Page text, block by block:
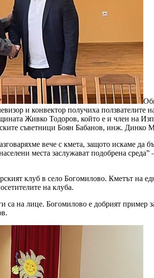
и конвектор получиха
Живко Тодоров, който е и член на
съветници Боян Бабанов, инж. Динко
вече с кмета, защото искаме
места заслужават подобрена
клуб в село Богомилово. Кметът на
на клуба.
са на лице. Богомилово е добрият